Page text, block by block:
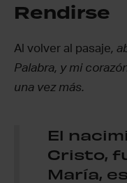
Rendirse
Al volver al pasaje,
Palabra, y mi
una vez más.
El
Cristo,
María,